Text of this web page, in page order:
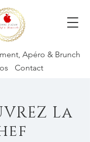
Apéro & Brunch
Contact
La